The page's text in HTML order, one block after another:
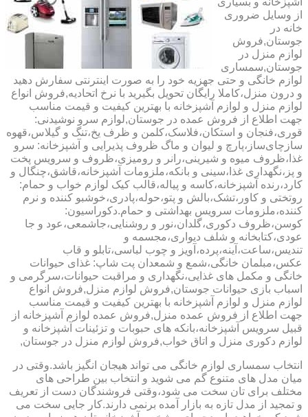
از وسایل ضروری
خانه در
جوستان,فروش
لوازم منزل در
جوستان,سمساری
لوازم خانگی و حتی جهزیه خود را به صورت اینترنتی سفارش دهید
و درون منزل،کاملا رایگان تحویل بگیرید با نرخ اتحادیه,فروش انواع
لوازم منزل و لوازم آشپزخانه با بهترین کیفیت و قیمت مناسب
جهت اطلاع از فروش عمده در جوستان,لوازم سرو نوشیدنی:
قوری،فنجان و استکان،فلاسک،کلمن و ظرف یخ،تنگ و گیلاس،قهوه
سازچای‌ساز،پارچ و لیوان و ماگ ظروف پذیرایی و آشپزخانه: سرو
غذا،ظروف میوه و شیرینی،رانر و رومیزی،ظروف و سرویس پخت
و پز،نگهداری غذا،سینی و بانکه،ملزومات آشپزخانه،قاشق،چنگال و
کارد،رنده آشپزخانه،کاسه و پیاله،قالب کیک لوازم خواب و حمام:
روتختی و کاور،تشک،بالش و پتو،حوله،پادری،خوشبو کننده و نرم
کننده،ملزومات سرویس بهداشتی و حمام.دکوراسیون:
کوسن،ظروف دکوری،گلدان،نور و روشنایی،جاشمعی،عود و جا
عودی،کتابخانه و شلف دیواری،مجسمه و
تندیس،ساعت،آینه،پرده،آویز و چوب لباسی،تابلو و قاب
عکس،مبلمان خانگی،شمع و شمعدان پت شاپ: غذای حیوانات
خانگی و مکمل های غذایی،نگهداری و مراقبت حیوانات،سرگرمی و
اسباب بازی حیوانات جوستان,فروش لوازم منزل,فروش انواع
لوازم منزل و لوازم آشپزخانه با بهترین کیفیت و قیمت مناسب
جهت اطلاع از فروش عمده منزل,فروش عمده لوازم آشپزخانه از
قبیل سرویس آشپزخانه،بانکه های حبوبات و تزئینات آشپزخانه و
لوازم دکوری منزل و اتاق خواب,فروش لوازم منزل در جوستان,
انتخاب سمساری لوازم خانگی می تواند هیجان انگیز باشد.وقتی در
میان مدل های متنوع گم می شوید و انتخاب بین طراحی های
مختلف برای تان سخت می شود،وقتی فروشندگان دست از تعریف
و تمجید از مدل تازه به بازار آمده برنمی دارند.کار جایی سخت می